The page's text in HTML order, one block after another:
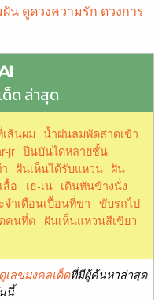
น ดูดวงความรัก ดวงการ
ด ล่าสุด
ส้นผม น้ำฝนลมพัดสาดเข้า
jr ปีนบันไดหลายชั้น
ฝันเห็นได้รับแหวน ฝัน
สื้อ เธ-เน เดินหันข้างนั่ง
จําเดือนเปื้อนที่ขา ขับรถไป
คนที่ต ฝันเห็นแหวนสีเขียว
ลขมงคลเด็ดที่มีผู้ค้นหาล่าสุด
นี้